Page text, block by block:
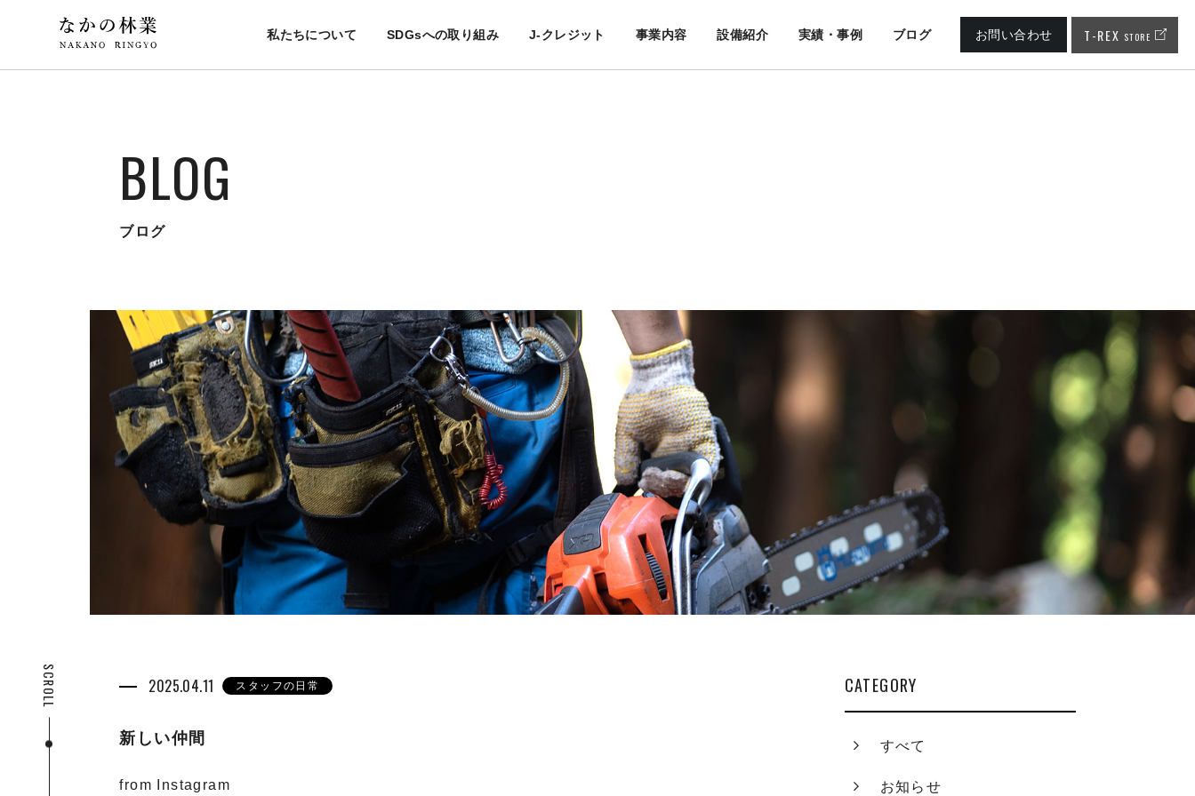
私たちについて SDGsへの取り組み J-クレジット 事業内容 設備紹介 実績・事例 ブログ お問い合わせ T-REX STORE
BLOG
ブログ
SCROLL 2025.04.11 スタッフの日常
新しい仲間
from Instagram
CATEGORY
すべて
お知らせ